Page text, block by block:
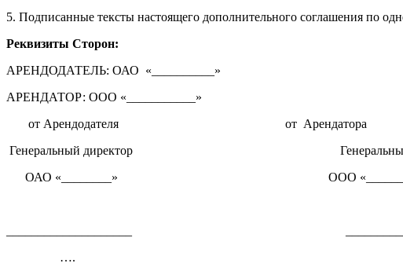
5. Подписанные тексты настоящего дополнительного соглашения по
Реквизиты Сторон:
АРЕНДОДАТЕЛЬ: ОАО «__________»
АРЕНДАТОР: ООО «___________»
от Арендодателя
от Арендатора
Генеральный директор
ОАО «________»
ООО
….